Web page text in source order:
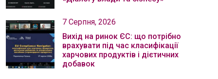
7 Серпня, 2026
Вихід на ринок ЄС: що потрібно
врахувати під час класифікації
харчових продуктів і дієтичних
добавок